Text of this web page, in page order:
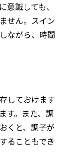
意識しても、
せん。スイン
ながら、時間
しておけます
す。また、調
くと、調子が
ることもでき